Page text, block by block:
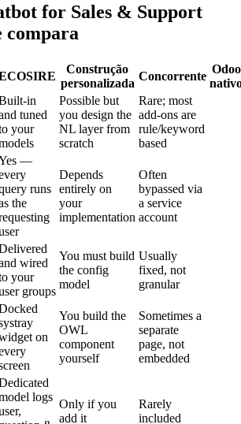
for Sales & Support
compara
Construção
personalizada
Concorrente
Odoo
in
tuned
your
Possible but
you design the
NL layer from
scratch
Rare; most
add-ons are
rule/keyword
based
—
runs
the
Depends
entirely on
your
implementation
Often
bypassed via
a service
account
wired
your
groups
You must build
the config
model
Usually
fixed, not
granular
on
You build the
OWL
component
yourself
Sometimes a
separate
page, not
embedded
logs
Only if you
add it
Rarely
included